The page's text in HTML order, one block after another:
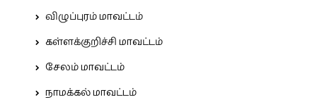
விழுப்புரம் மாவட்டம்
கள்ளக்குறிச்சி மாவட்டம்
சேலம் மாவட்டம்
நாமக்கல் மாவட்டம்